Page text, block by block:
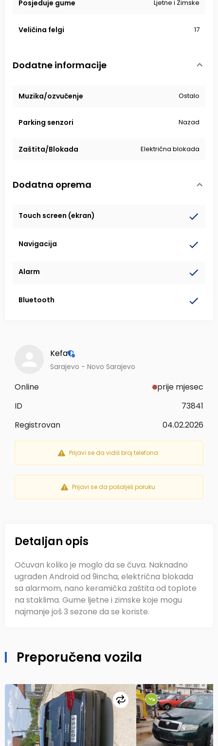
Posjeduje gume Ljetne i Zimske
Veličina felgi 17
Dodatne informacije
Muzika/ozvučenje Ostalo
Parking senzori Nazad
Zaštita/Blokada Električna blokada
Dodatna oprema
Touch screen (ekran)
Navigacija
Alarm
Bluetooth
Kefa
Sarajevo - Novo Sarajevo
Online
prije mjesec
ID
73841
Registrovan
04.02.2026
Prijavi se da vidiš broj telefona
Prijavi se da pošalješ poruku
Detaljan opis
Očuvan koliko je moglo da se čuva. Naknadno
ugrađen Android od 9incha, električna blokada
sa alarmom, nano keramička zaštita od toplote
na staklima. Gume ljetne i zimske koje mogu
najmanje još 3 sezone da se koriste.
Preporučena vozila
Uporedi